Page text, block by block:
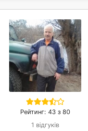
Рейтинг: 43 з 80
1 відгуків